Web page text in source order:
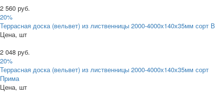
2 560 руб.
20%
Террасная доска (вельвет) из лиственницы 2000-4000х140х35мм сорт В
Цена, шт
2 048 руб.
20%
Террасная доска (вельвет) из лиственницы 2000-4000х140х35мм сорт
Прима
Цена, шт